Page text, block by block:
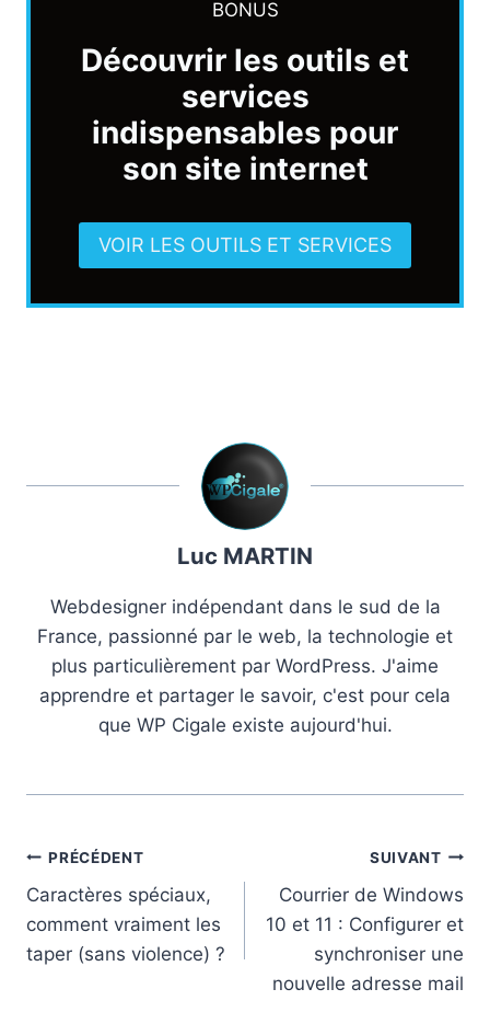
BONUS
Découvrir les outils et
services
indispensables pour
son site internet
VOIR LES OUTILS ET SERVICES
Luc MARTIN
Webdesigner indépendant dans le sud de la
France, passionné par le web, la technologie et
plus particulièrement par WordPress. J'aime
apprendre et partager le savoir, c'est pour cela
que WP Cigale existe aujourd'hui.
Navigation
de
l’article
PRÉCÉDENT
Caractères spéciaux,
comment vraiment les
taper (sans violence) ?
SUIVANT
Courrier de Windows
10 et 11 : Configurer et
synchroniser une
nouvelle adresse mail